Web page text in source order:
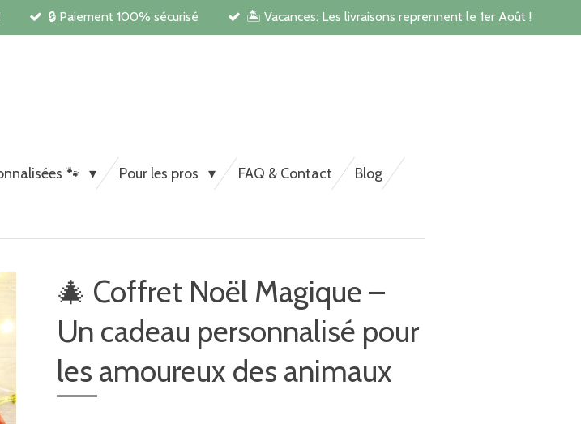
🔒 Paiement 100% sécurisé 🏝️ Vacances: Les livraisons reprennent le 1er Août !
🐾 Pour les pros FAQ & Contact Blog
🎄 Coffret Noël Magique –
Un cadeau personnalisé pour
les amoureux des animaux